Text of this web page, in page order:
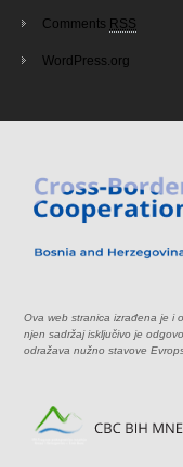
Comments RSS
WordPress.org
Ova web stranica izrađena je i
njen sadržaj isključivo je
odražava nužno stavove